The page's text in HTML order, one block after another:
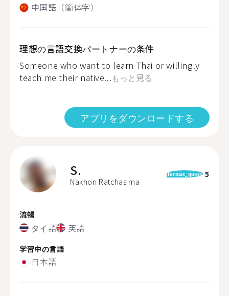
中国語（簡体字）
理想の言語交換パートナーの条件
Someone who want to learn Thai or willingly
teach me their native...もっと見る
アプリをダウンロードする
S.
Nakhon Ratchasima
format_quote 5
流暢
タイ語 英語
学習中の言語
日本語